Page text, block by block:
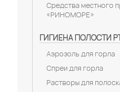
Средства местного
«РИНОМОРЕ»
ГИГИЕНА ПОЛОСТИ
Аэрозоль для горла
Спреи для горла
Растворы для